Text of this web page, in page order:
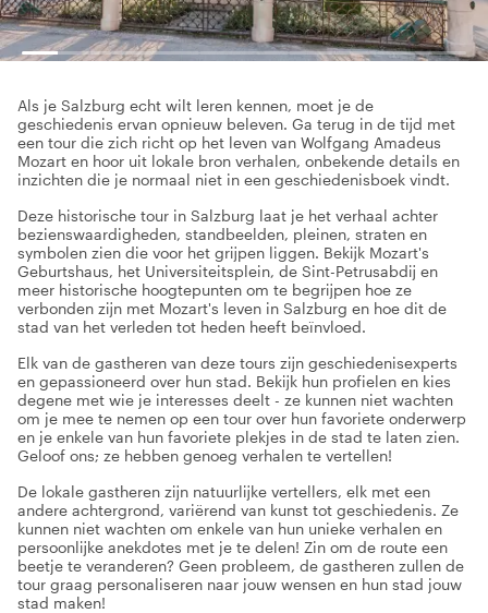
Als je Salzburg echt wilt leren kennen, moet je de
geschiedenis ervan opnieuw beleven. Ga terug in de tijd met
een tour die zich richt op het leven van Wolfgang Amadeus
Mozart en hoor uit lokale bron verhalen, onbekende details en
inzichten die je normaal niet in een geschiedenisboek vindt.
Deze historische tour in Salzburg laat je het verhaal achter
bezienswaardigheden, standbeelden, pleinen, straten en
symbolen zien die voor het grijpen liggen. Bekijk Mozart's
Geburtshaus, het Universiteitsplein, de Sint-Petrusabdij en
meer historische hoogtepunten om te begrijpen hoe ze
verbonden zijn met Mozart's leven in Salzburg en hoe dit de
stad van het verleden tot heden heeft beïnvloed.
Elk van de gastheren van deze tours zijn geschiedenisexperts
en gepassioneerd over hun stad. Bekijk hun profielen en kies
degene met wie je interesses deelt - ze kunnen niet wachten
om je mee te nemen op een tour over hun favoriete onderwerp
en je enkele van hun favoriete plekjes in de stad te laten zien.
Geloof ons; ze hebben genoeg verhalen te vertellen!
De lokale gastheren zijn natuurlijke vertellers, elk met een
andere achtergrond, variërend van kunst tot geschiedenis. Ze
kunnen niet wachten om enkele van hun unieke verhalen en
persoonlijke anekdotes met je te delen! Zin om de route een
beetje te veranderen? Geen probleem, de gastheren zullen de
tour graag personaliseren naar jouw wensen en hun stad jouw
stad maken!